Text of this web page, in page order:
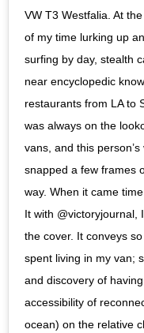
VW T3 Westfalia. At
of my time lurking up
surfing by day, stealth
near encyclopedic
restaurants from LA to
was always on the
vans, and this
snapped a few frames
way. When it came
It with @victoryjournal,
the cover. It conveys
spent living in my van;
and discovery of
accessibility of
ocean) on the relative